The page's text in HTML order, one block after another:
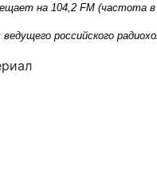
на 104,2 FM (частота в
российского